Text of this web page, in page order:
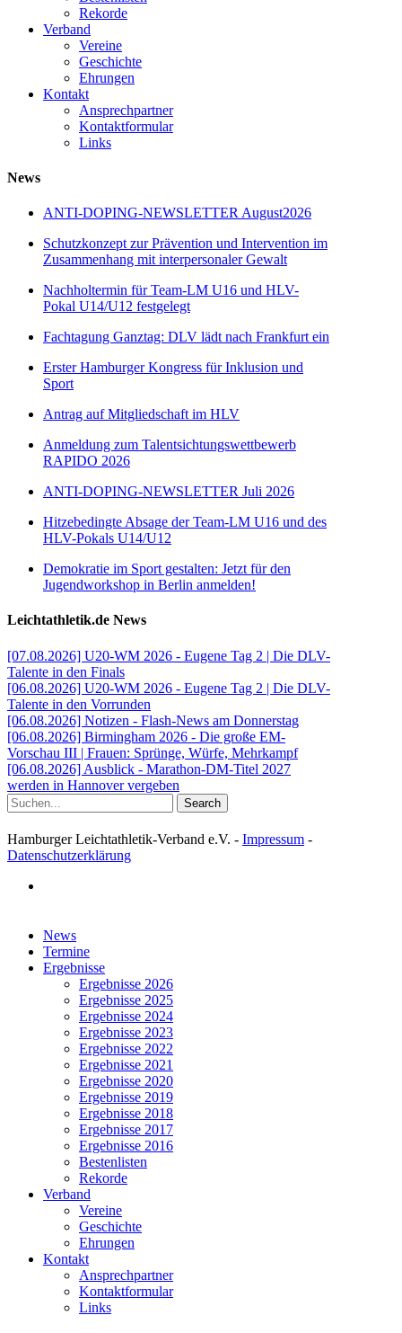
Rekorde
Verband
Vereine
Geschichte
Ehrungen
Kontakt
Ansprechpartner
Kontaktformular
Links
News
ANTI-DOPING-NEWSLETTER August2026
Schutzkonzept zur Prävention und Intervention im
Zusammenhang mit interpersonaler Gewalt
Nachholtermin für Team-LM U16 und HLV-
Pokal U14/U12 festgelegt
Fachtagung Ganztag: DLV lädt nach Frankfurt ein
Erster Hamburger Kongress für Inklusion und
Sport
Antrag auf Mitgliedschaft im HLV
Anmeldung zum Talentsichtungswettbewerb
RAPIDO 2026
ANTI-DOPING-NEWSLETTER Juli 2026
Hitzebedingte Absage der Team-LM U16 und des
HLV-Pokals U14/U12
Demokratie im Sport gestalten: Jetzt für den
Jugendworkshop in Berlin anmelden!
Leichtathletik.de News
[07.08.2026] U20-WM 2026 - Eugene Tag 2 | Die DLV-
Talente in den Finals
[06.08.2026] U20-WM 2026 - Eugene Tag 2 | Die DLV-
Talente in den Vorrunden
[06.08.2026] Notizen - Flash-News am Donnerstag
[06.08.2026] Birmingham 2026 - Die große EM-
Vorschau III | Frauen: Sprünge, Würfe, Mehrkampf
[06.08.2026] Ausblick - Marathon-DM-Titel 2027
werden in Hannover vergeben
Search
Hamburger Leichtathletik-Verband e.V. - Impressum -
Datenschutzerklärung
Close
Menu
News
Termine
Ergebnisse
Ergebnisse 2026
Ergebnisse 2025
Ergebnisse 2024
Ergebnisse 2023
Ergebnisse 2022
Ergebnisse 2021
Ergebnisse 2020
Ergebnisse 2019
Ergebnisse 2018
Ergebnisse 2017
Ergebnisse 2016
Bestenlisten
Rekorde
Verband
Vereine
Geschichte
Ehrungen
Kontakt
Ansprechpartner
Kontaktformular
Links